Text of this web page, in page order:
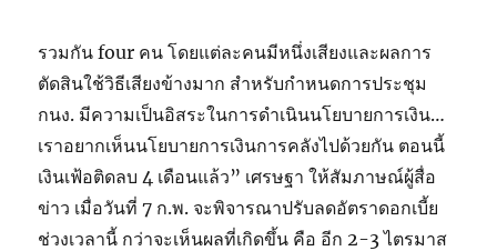
รวมกัน four คน โดยแต่ละคนมีหนึ่งเสียงและผลการ
ตัดสินใช้วิธีเสียงข้างมาก สำหรับกำหนดการประชุม
กนง. มีความเป็นอิสระในการดำเนินนโยบายการเงิน…
เราอยากเห็นนโยบายการเงินการคลังไปด้วยกัน ตอนนี้
เงินเฟ้อติดลบ 4 เดือนแล้ว” เศรษฐา ให้สัมภาษณ์ผู้สื่อ
ข่าว เมื่อวันที่ 7 ก.พ. จะพิจารณาปรับลดอัตราดอกเบี้ย
ช่วงเวลานี้ กว่าจะเห็นผลที่เกิดขึ้น คือ อีก 2-3 ไตรมาส